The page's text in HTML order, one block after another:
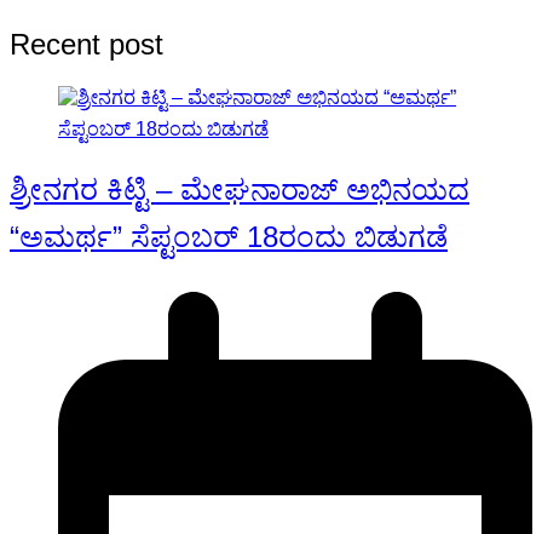
Recent post
ಶ್ರೀನಗರ ಕಿಟ್ಟಿ – ಮೇಘನಾರಾಜ್ ಅಭಿನಯದ
“ಅಮರ್ಥ” ಸೆಪ್ಟಂಬರ್ 18ರಂದು ಬಿಡುಗಡೆ